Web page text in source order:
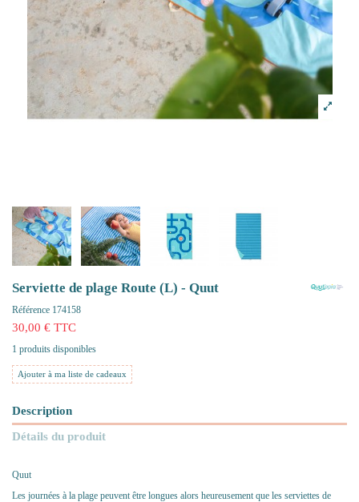
Serviette de plage Route (L) - Quut
Référence 174158
30,00 € TTC
1 produits disponibles
Ajouter à ma liste de cadeaux
Description
Détails du produit
Quut
Les journées à la plage peuvent être longues alors heureusement que les serviettes de